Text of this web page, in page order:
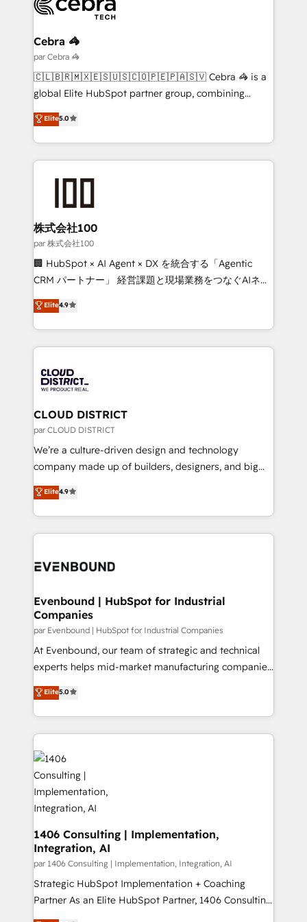
Implementation & Migration · Native & Custom
Reporting & Analytics · GTM Architecture · Sales &
Marketing Enablement If you’re ready to elevate
HubSpot from “just your CRM” to your growth
infrastructure—let’s talk.
Cebra 🦓
par Cebra 🦓
🇨🇱🇧🇷🇲🇽🇪🇸🇺🇸🇨🇴🇵🇪🇵🇦🇸🇻 Cebra 🦓 is a
global Elite HubSpot partner group, combining
technology, marketing and media expertise across
Latin America and Southern Europe, with teams
across 9 countries. Born in Chile, we combine local
insight with international reach to help businesses
grow. For over 12 years, we’ve delivered 500+
solutions that integrate CRM, AI automation, inbound
and loop marketing, content, and digital creativity.
Our multicultural team works in Spanish, Portuguese,
and English to design scalable strategies that drive
measurable growth. 🌎 Highlights: • 10+ years as a
Migration Excellence. • Top 3 Partner of the Year
LATAM 2022, 2023, 2024, 2025. • Partner of the Year
with HubSpot? Let Cebra’s experts help you grow
faster, smarter, and with impact.
Elite5.0
株式会社100
par 株式会社100
🏢 HubSpot × AI Agent × DX を統合する「Agentic
CRM パートナー」 経営課題と現場業務をつなぐAIネイ
ティブ・エージェンシーとして、HubSpot Eliteの実装
力で顧客フロント業務を再設計します。 💡 100inc は何
をする会社か？ HubSpotを共通基盤に、AIエージェン
トを組み込んだ顧客フロント業務（マーケティング・営
ィブ・エージェンシーです。事業部・グループ会社・部
門が分立する組織で、データと業務プロセスのサイロ化
を、CRMを軸とした全社共通基盤に再構築します。意
思決定者・PMO・現場担当者に並走します。 1️⃣
HubSpot導入・活用支援 顧客データの一元化から、
GTMの見える化・自動化まで。全Hub統合運用、デー
2️⃣ AIエージェント組織構築 営業・マーケティング業務
の一部をAIが自律実行する組織への移行を設計・実装。
DX × AI推進のPMO伴走支援 複数部門をまたぐDX×AI変
の統合・浸透・変革管理を実行します。 ▸ CMS戦略設
計・構築：リード獲得・CVR・SEOを前提にした情報設
提供。 ▸ 既存CRM・MAからの移行支援：Salesforce・
Marketo・Pardot等からの移行、カスタム設計、履歴
データ移行と活用設計まで。 ▸ AEO対応：ChatGPT・
か？ ✓ HubSpot Eliteパートナー認定 ✓ HubSpotアワ
ード受賞・HUGリーダー ✓ ISO27001:2022 /
ISO9001:2015 取得 ✓ 400社以上の導入実績 ✓
HubSpot大百科 出版 CRM・AI活用に関するご相談、現
状整理の壁打ちなど、構想段階からお気軽にお問い合わ
Elite4.9
CLOUD DISTRICT
par CLOUD DISTRICT
We’re a culture-driven design and technology
company made up of builders, designers, and big
thinkers. We blend strategy, design, and
development—always fueled by curiosity—to turn
ideas, opportunities, and challenges into meaningful
experiences. To us, technology is more than just
and—most importantly—simple. That’s why we lean
products and strategies that actually make a
difference.
Elite4.9
Evenbound | HubSpot for Industrial
Companies
par Evenbound | HubSpot for Industrial Companies
At Evenbound, our team of strategic and technical
experts helps mid-market manufacturing companies
achieve real growth. We specialize in delivering
tailored solutions that drive results by leveraging
HubSpot’s platform and data to fuel success.
Technical Solutions: - HubSpot Technical Consulting -
HubSpot CRM Implementation - HubSpot
Onboarding - Data Migration & Integrations -
Technical Audit & Optimization Strategic Solutions: -
Revenue Operations - Inbound Marketing -
Outbound Marketing - HubSpot CMS Website
Design & Development We empower our clients to
reach their full potential by providing transparent,
relationship-driven support. With over 300 HubSpot
certifications and accreditations, we deliver both the
technical know-how and strategic guidance you
Elite5.0
1406 Consulting | Implementation,
Integration, AI
par 1406 Consulting | Implementation, Integration, AI
Strategic HubSpot Implementation + Coaching
Partner As an Elite HubSpot Partner, 1406 Consulting
helps mid-market revenue teams transform how